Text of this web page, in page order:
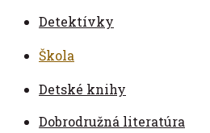
Detektívky
Škola
Detské knihy
Dobrodružná literatúra